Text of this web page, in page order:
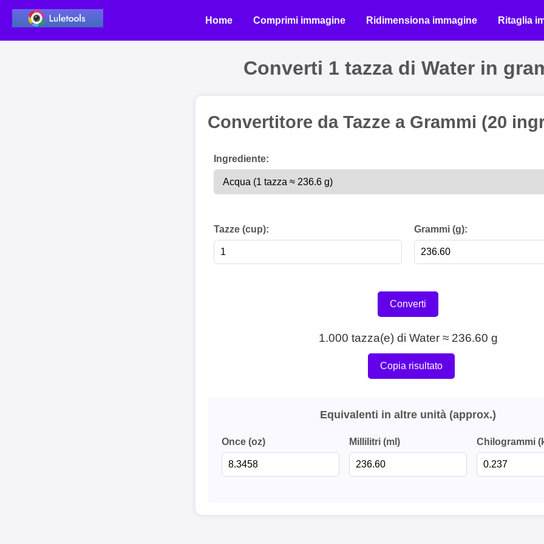
Home Comprimi immagine Ridimensiona immagine Ritaglia
Converti 1 tazza di Water in
Convertitore da Tazze a Grammi (20
Ingrediente:
Tazze (cup): Grammi (g):
Converti
1.000 tazza(e) di Water ≈ 236.60 g
Copia risultato
Equivalenti in altre unità (approx.)
Once (oz) Millilitri (ml) Chilogrammi